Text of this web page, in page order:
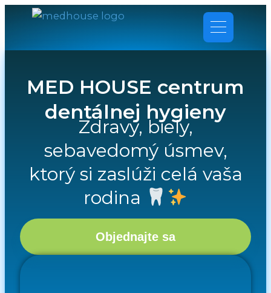
Preskočiť
MED HOUSE centrum
dentálnej hygieny
Zdravý, biely,
sebavedomý úsmev,
ktorý si zaslúži celá vaša
rodina
Objednajte sa